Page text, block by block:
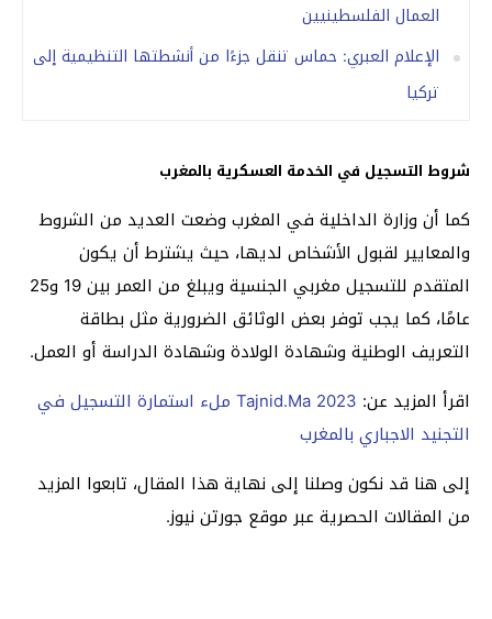
العمال الفلسطينيين
الإعلام العبري: حماس تنقل جزءًا من أنشطتها التنظيمية إلى
تركيا
شروط التسجيل في الخدمة العسكرية بالمغرب
كما أن وزارة الداخلية في المغرب وضعت العديد من الشروط
والمعايير لقبول الأشخاص لديها، حيث يشترط أن يكون
المتقدم للتسجيل مغربي الجنسية ويبلغ من العمر بين 19 و25
عامًا، كما يجب توفر بعض الوثائق الضرورية مثل بطاقة
التعريف الوطنية وشهادة الولادة وشهادة الدراسة أو العمل.
اقرأ المزيد عن:
Tajnid.Ma 2023 ملء استمارة التسجيل في
التجنيد الاجباري بالمغرب
إلى هنا قد نكون وصلنا إلى نهاية هذا المقال، تابعوا المزيد
من المقالات الحصرية عبر موقع جورتن نيوز.